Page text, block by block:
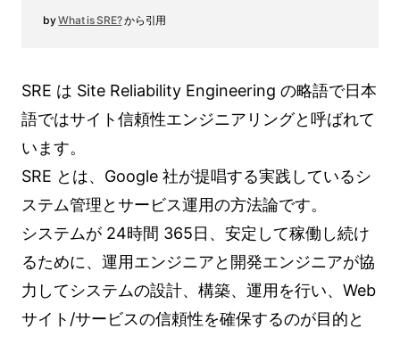
What is SRE?から引用
SRE は Site Reliability Engineering の略語で日本
語ではサイト信頼性エンジニアリングと呼ばれて
います。
SRE とは、Google 社が提唱する実践しているシ
ステム管理とサービス運用の方法論です。
システムが 24時間 365日、安定して稼働し続け
るために、運用エンジニアと開発エンジニアが協
力してシステムの設計、構築、運用を行い、Web
サイト/サービスの信頼性を確保するのが目的と